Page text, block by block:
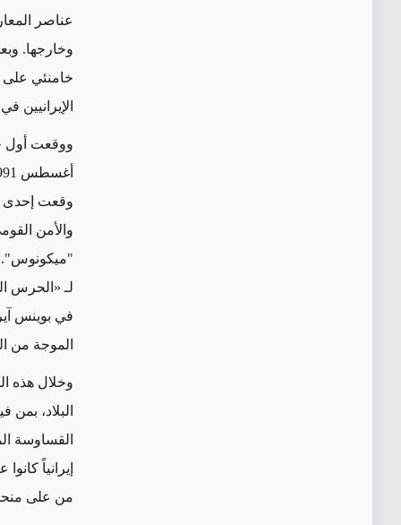
عناصر
وخارجها. وبعد
خامنئي على
ووقعت
أغسطس 1991، اغتيل رئيس الوزراء السابق في عهد الشاه شابور بختيار في باريس. وبعد عام،
وقعت إحدى
والأمن
"ميكونوس".
لـ « الحرس
في بوينس
الموجة من
وخلالهذه
البلاد،
القساوسة
إيرانياً
من على